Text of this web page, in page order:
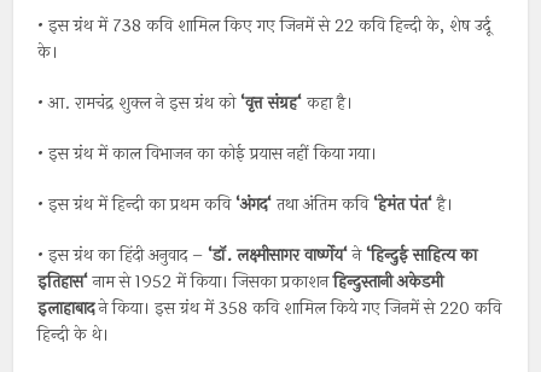
• इस ग्रंथ में 738 कवि शामिल किए गए जिनमें से 22 कवि हिन्दी के, शेष उर्दू
के।
• आ. रामचंद्र शुक्ल ने इस ग्रंथ को‘वृत्तसंग्रह‘कहा है।
• इस ग्रंथ में काल विभाजन का कोई प्रयास नहीं किया गया।
• इस ग्रंथ में हिन्दी का प्रथम कवि‘अंगद‘तथा अंतिम कवि‘हेमंतपंत‘है।
• इस ग्रंथ का हिंदी अनुवाद –‘डॉ.लक्ष्मीसागरवार्ष्णेय‘ने‘हिन्दुईसाहित्यका
इतिहास‘नाम से 1952 में किया। जिसका प्रकाशनहिन्दुस्तानीअकेडमी
इलाहाबादने किया। इस ग्रंथ में 358 कवि शामिल किये गए जिनमें से 220 कवि
हिन्दी के थे।